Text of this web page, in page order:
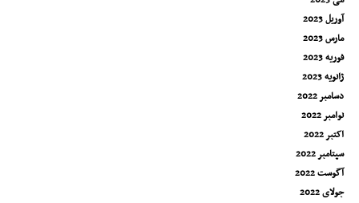
آوریل 2023
مارس 2023
فوریه 2023
ژانویه 2023
دسامبر 2022
نوامبر 2022
اکتبر 2022
سپتامبر 2022
آگوست 2022
جولای 2022